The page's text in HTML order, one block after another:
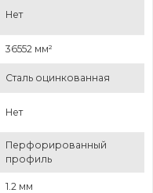
Нет
36552 мм²
Сталь оцинкованная
Нет
Перфорированный
профиль
1.2 мм